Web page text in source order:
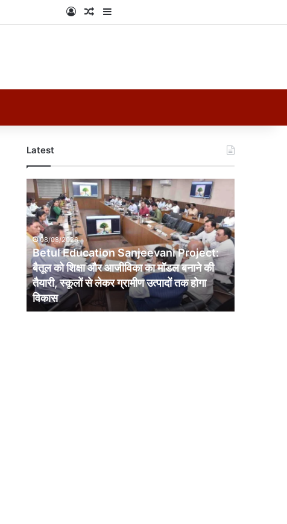
Log InRandom Article
Sidebar
Latest
Betul
Education
Sanjeevani
Project:
बैतूल
को
शिक्षा
और
आजीविका
का
मॉडल
08/08/2026
Betul Education Sanjeevani Project:
बैतूल को शिक्षा और आजीविका का मॉडल बनाने की
तैयारी, स्कूलों से लेकर ग्रामीण उत्पादों तक होगा
विकास